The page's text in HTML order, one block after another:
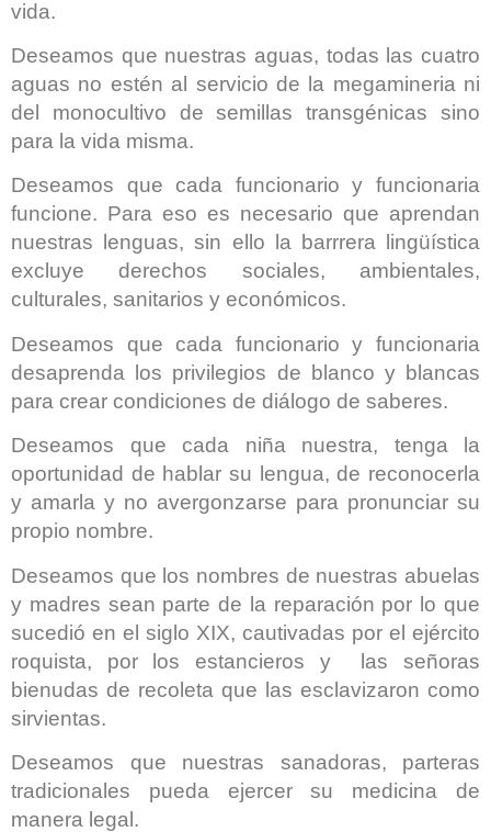
vida.
Deseamos que nuestras aguas, todas las cuatro
aguas no estén al servicio de la megamineria ni
del monocultivo de semillas transgénicas sino
para la vida misma.
Deseamos que cada funcionario y funcionaria
funcione. Para eso es necesario que aprendan
nuestras lenguas, sin ello la barrrera lingüística
excluye derechos sociales, ambientales,
culturales, sanitarios y económicos.
Deseamos que cada funcionario y funcionaria
desaprenda los privilegios de blanco y blancas
para crear condiciones de diálogo de saberes.
Deseamos que cada niña nuestra, tenga la
oportunidad de hablar su lengua, de reconocerla
y amarla y no avergonzarse para pronunciar su
propio nombre.
Deseamos que los nombres de nuestras abuelas
y madres sean parte de la reparación por lo que
sucedió en el siglo XIX, cautivadas por el ejército
roquista, por los estancieros y las señoras
bienudas de recoleta que las esclavizaron como
sirvientas.
Deseamos que nuestras sanadoras, parteras
tradicionales pueda ejercer su medicina de
manera legal.